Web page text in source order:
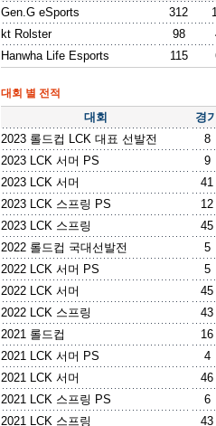
Gen.G eSports
312
kt Rolster
98
Hanwha Life Esports
115
대회 별 전적
대회
경
2023 롤드컵 LCK 대표 선발전
8
2023 LCK 서머 PS
9
2023 LCK 서머
41
2023 LCK 스프링 PS
12
2023 LCK 스프링
45
2022 롤드컵 국대선발전
5
2022 LCK 서머 PS
5
2022 LCK 서머
45
2022 LCK 스프링
43
2021 롤드컵
16
2021 LCK 서머 PS
4
2021 LCK 서머
46
2021 LCK 스프링 PS
6
2021 LCK 스프링
43